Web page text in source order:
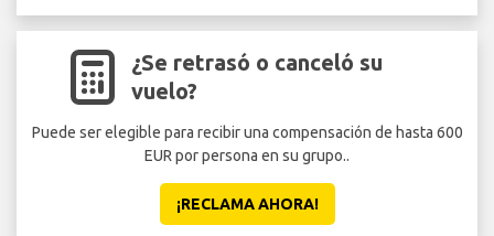
¿Se retrasó o canceló su
vuelo?
Puede ser elegible para recibir una compensación de hasta 600
EUR por persona en su grupo..
¡RECLAMA AHORA!